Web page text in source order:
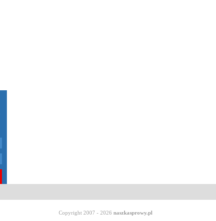
Copyright 2007 - 2026 naszkasprowy.pl